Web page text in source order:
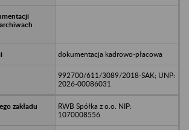
dokumentacja kadrowo-płacowa
992700/611/3089/2018-SAK; UNP:
2026-00086031
RWB Spółka z o.o. NIP:
1070008556